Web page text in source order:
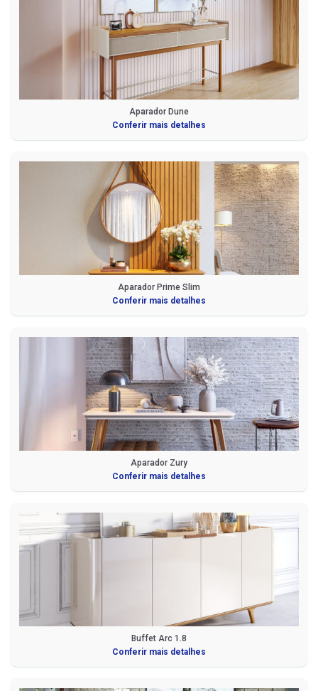
Aparador Dune
Conferir mais detalhes
Aparador Prime Slim
Conferir mais detalhes
Aparador Zury
Conferir mais detalhes
Buffet Arc 1.8
Conferir mais detalhes